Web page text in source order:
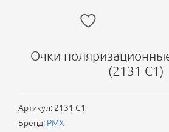
Очки
(2131 C1)
Артикул: 2131 C1
Бренд: PMX